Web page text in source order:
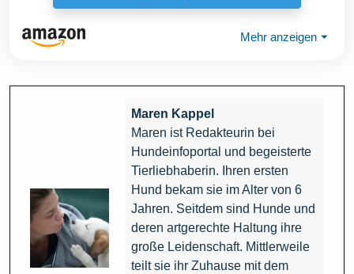
Mehr anzeigen ⏷
Maren Kappel
Maren ist Redakteurin bei
Hundeinfoportal und begeisterte
Tierliebhaberin. Ihren ersten
Hund bekam sie im Alter von 6
Jahren. Seitdem sind Hunde und
deren artgerechte Haltung ihre
große Leidenschaft. Mittlerweile
teilt sie ihr Zuhause mit dem